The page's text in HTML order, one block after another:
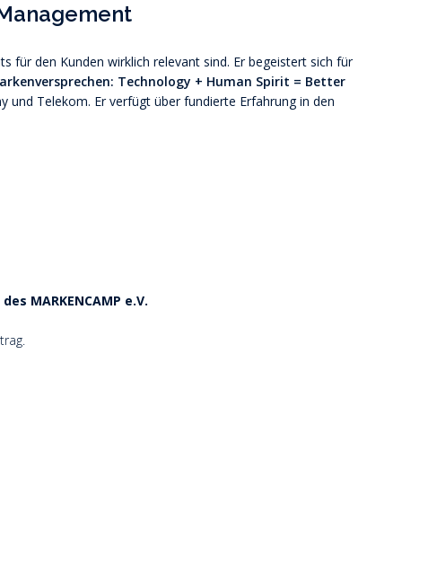
für den Kunden wirklich relevant sind. Er begeistert sich für
Technology + Human Spirit = Better
und Telekom. Er verfügt über fundierte Erfahrung in den
MARKENCAMP e.V.